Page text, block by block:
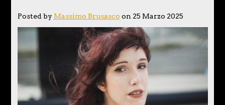
Posted by Massimo Brusasco on 25 Marzo 2025